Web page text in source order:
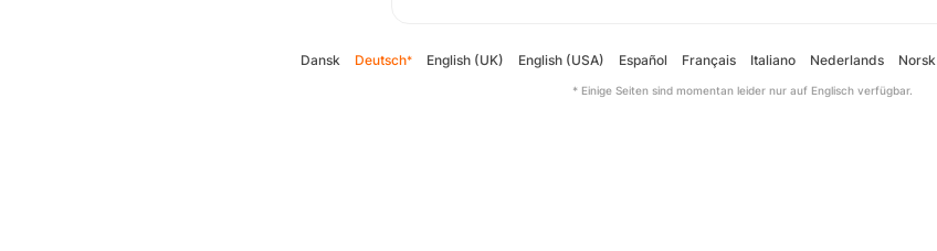
Dansk Deutsch* English (UK) English (USA) Español Français Italiano Nederlands Norsk
* Einige Seiten sind momentan leider nur auf Englisch verfügbar.